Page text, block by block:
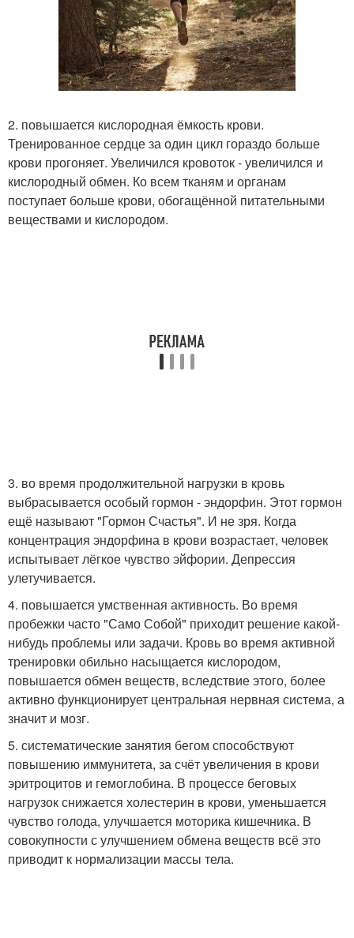
2. повышается кислородная ёмкость крови.
Тренированное сердце за один цикл гораздо больше
крови прогоняет. Увеличился кровоток - увеличился и
кислородный обмен. Ко всем тканям и органам
поступает больше крови, обогащённой питательными
веществами и кислородом.
3. во время продолжительной нагрузки в кровь
выбрасывается особый гормон - эндорфин. Этот гормон
ещё называют "Гормон Счастья". И не зря. Когда
концентрация эндорфина в крови возрастает, человек
испытывает лёгкое чувство эйфории. Депрессия
улетучивается.
4. повышается умственная активность. Во время
пробежки часто "Само Собой" приходит решение какой-
нибудь проблемы или задачи. Кровь во время активной
тренировки обильно насыщается кислородом,
повышается обмен веществ, вследствие этого, более
активно функционирует центральная нервная система, а
значит и мозг.
5. систематические занятия бегом способствуют
повышению иммунитета, за счёт увеличения в крови
эритроцитов и гемоглобина. В процессе беговых
нагрузок снижается холестерин в крови, уменьшается
чувство голода, улучшается моторика кишечника. В
совокупности с улучшением обмена веществ всё это
приводит к нормализации массы тела.